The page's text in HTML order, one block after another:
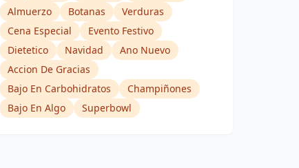
Almuerzo
Botanas
Verduras
Cena Especial
Evento Festivo
Dietetico
Navidad
Ano Nuevo
Accion De Gracias
Bajo En Carbohidratos
Champiñones
Bajo En Algo
Superbowl